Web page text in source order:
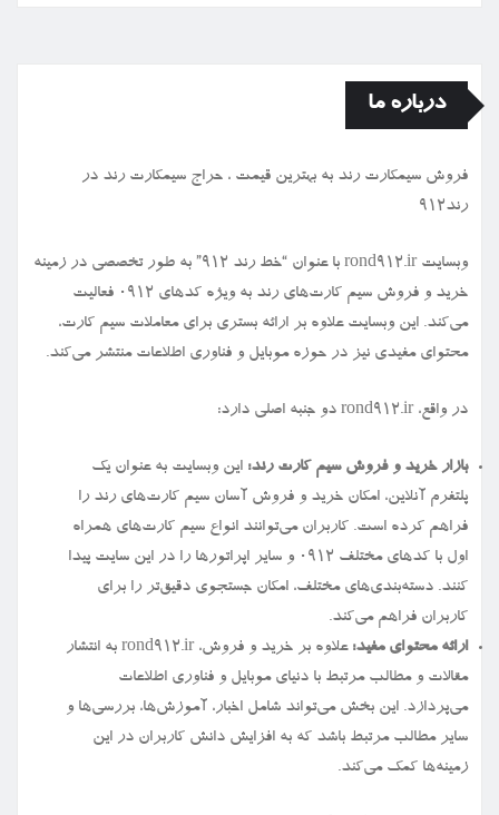
درباره ما
فروش سیمكارت رند به بهترین قیمت ، حراج سیمكارت رند در
رند912
وبسایت rond912.ir با عنوان “خط رند ۹۱۲” به طور تخصصی در زمینه
خرید و فروش سیم کارت‌های رند به ویژه کدهای ۰۹۱۲ فعالیت
می‌کند. این وبسایت علاوه بر ارائه بستری برای معاملات سیم کارت،
محتوای مفیدی نیز در حوزه موبایل و فناوری اطلاعات منتشر می‌کند.
در واقع، rond912.ir دو جنبه اصلی دارد:
بازار خرید و فروش سیم کارت رند: این وبسایت به عنوان یک
پلتفرم آنلاین، امکان خرید و فروش آسان سیم کارت‌های رند را
فراهم کرده است. کاربران می‌توانند انواع سیم کارت‌های همراه
اول با کدهای مختلف ۰۹۱۲ و سایر اپراتورها را در این سایت پیدا
کنند. دسته‌بندی‌های مختلف، امکان جستجوی دقیق‌تر را برای
کاربران فراهم می‌کند.
ارائه محتوای مفید:
علاوه بر خرید و فروش، rond912.ir به انتشار
مقالات و مطالب مرتبط با دنیای موبایل و فناوری اطلاعات
می‌پردازد. این بخش می‌تواند شامل اخبار، آموزش‌ها، بررسی‌ها و
سایر مطالب مرتبط باشد که به افزایش دانش کاربران در این
زمینه‌ها کمک می‌کند.